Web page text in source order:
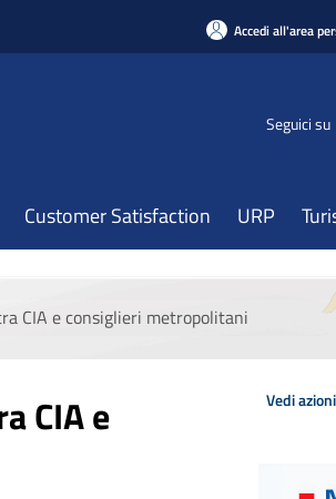
Accedi all'area
Seguici su
Customer Satisfaction URP
CIA e consiglieri metropolitani
CIA e Vedi azioni